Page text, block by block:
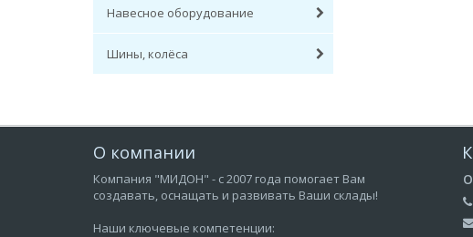
Навесное оборудование
Шины, колёса
О компании
Компания "МИДОН" - с 2007 года помогает Вам
создавать, оснащать и развивать Ваши склады!
Наши ключевые компетенции: